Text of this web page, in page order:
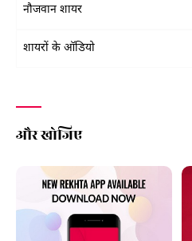
नौजवान शायर
शायरों के ऑडियो
और खोजिए